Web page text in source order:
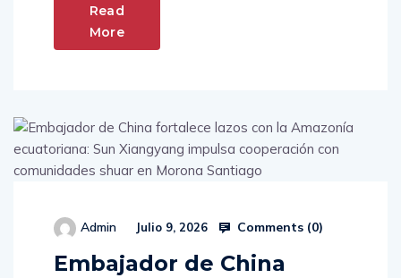
Read
More
Admin Julio 9, 2026 Comments (0)
Embajador de China